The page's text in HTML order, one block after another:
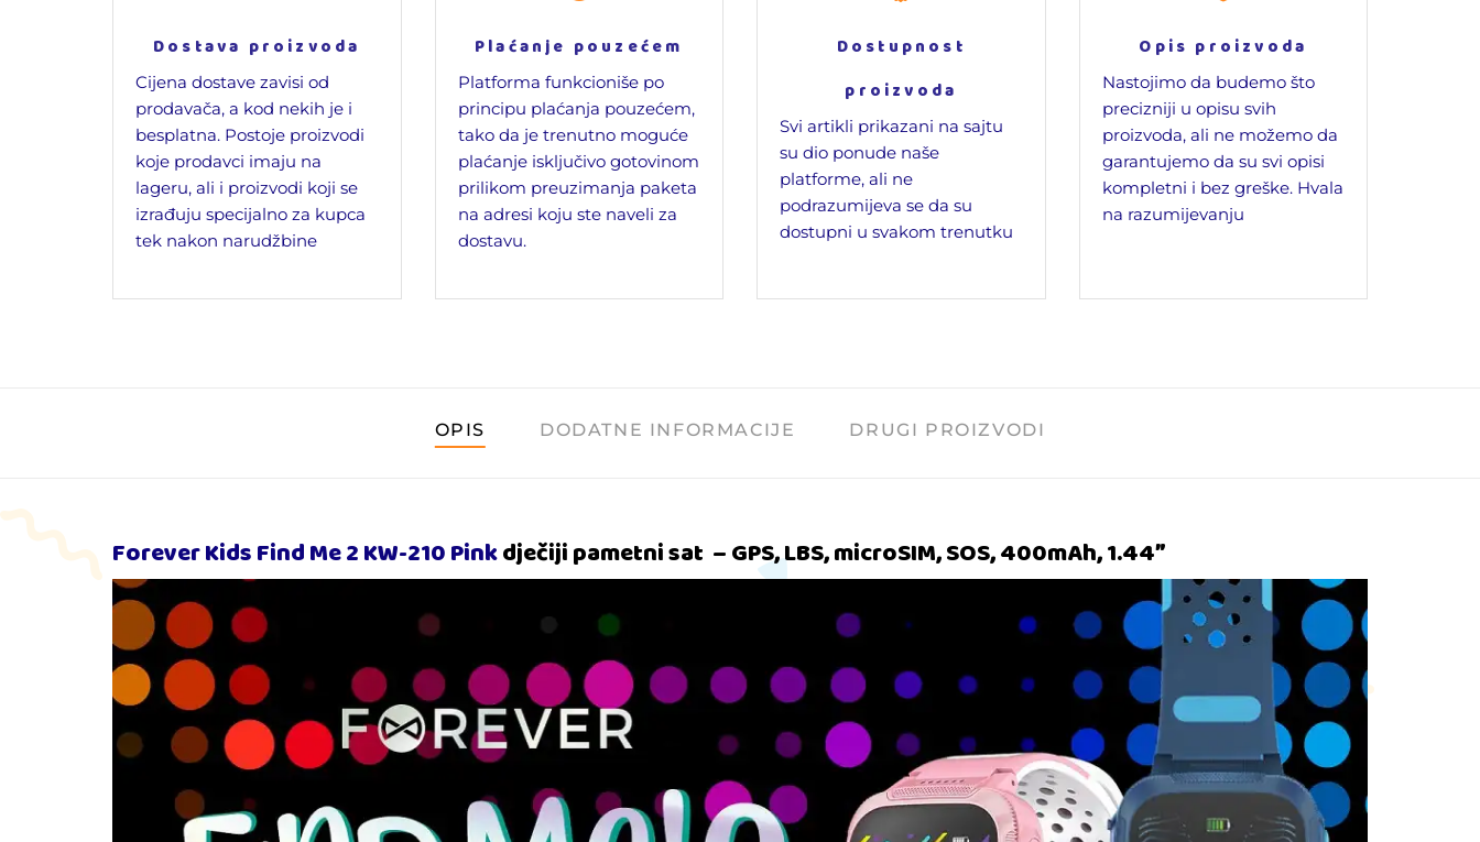
Dostava proizvoda
Cijena dostave zavisi od
prodavača, a kod nekih je i
besplatna. Postoje proizvodi
koje prodavci imaju na
lageru, ali i proizvodi koji se
izrađuju specijalno za kupca
tek nakon narudžbine
Plaćanje pouzećem
Platforma funkcioniše po
principu plaćanja pouzećem,
tako da je trenutno moguće
plaćanje isključivo gotovinom
prilikom preuzimanja paketa
na adresi koju ste naveli za
dostavu.
Dostupnost
proizvoda
Svi artikli prikazani na sajtu
su dio ponude naše
platforme, ali ne
podrazumijeva se da su
dostupni u svakom trenutku
Opis proizvoda
Nastojimo da budemo što
precizniji u opisu svih
proizvoda, ali ne možemo da
garantujemo da su svi opisi
kompletni i bez greške. Hvala
na razumijevanju
OPIS DODATNE INFORMACIJE DRUGI PROIZVODI
ForeverKids Find Me 2 KW-210 Pinkdječiji pametni sat – GPS, LBS, microSIM, SOS, 400mAh, 1.44″